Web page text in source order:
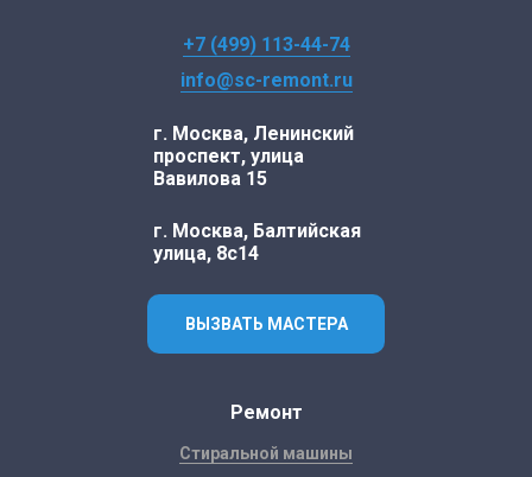
+7 (499) 113-44-74
info@sc-remont.ru
г. Москва, Ленинский
проспект, улица
Вавилова 15
г. Москва, Балтийская
улица, 8с14
ВЫЗВАТЬ МАСТЕРА
Ремонт
Стиральной машины